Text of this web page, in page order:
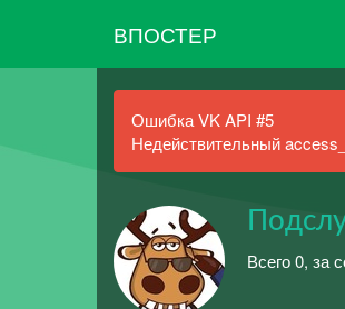
ВПОСТЕР
Ошибка VK API #5
Недействительный
Всего 0, за